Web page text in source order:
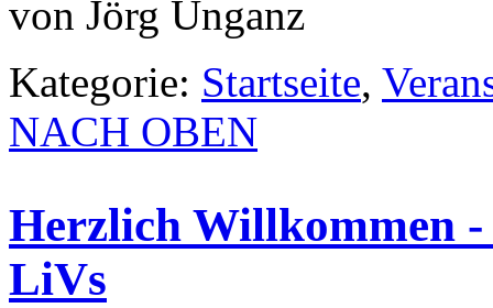
von Jörg Unganz
Kategorie: Startseite,
NACH OBEN
Herzlich Willkommen
LiVs